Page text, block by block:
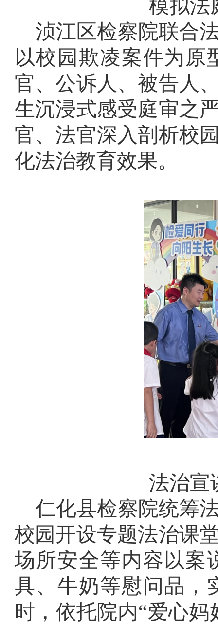
模拟法
浈江区检察院联合
以校园欺凌案件为原
官、公诉人、被告人
生沉浸式感受庭审之
官、法官深入剖析校
化法治教育效果。
法治宣
仁化县检察院统筹
校园开设专题法治课
场所安全等内容以案
具、牛奶等慰问品，
时，依托院内“爱心妈